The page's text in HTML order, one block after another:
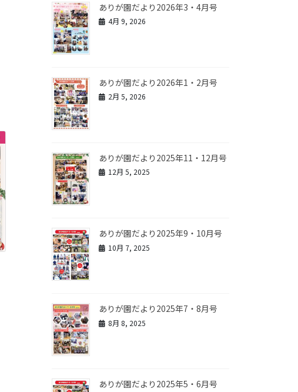
ありが園だより2026年3・4月号
4月 9, 2026
ありが園だより2026年1・2月号
2月 5, 2026
ありが園だより2025年11・12月号
12月 5, 2025
ありが園だより2025年9・10月号
10月 7, 2025
ありが園だより2025年7・8月号
8月 8, 2025
ありが園だより2025年5・6月号